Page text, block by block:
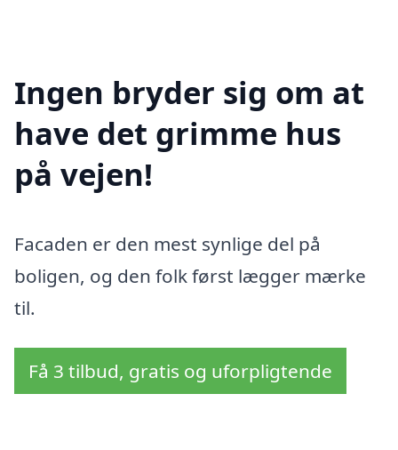
Ingen bryder sig om at
have det grimme hus
på vejen!
Facaden er den mest synlige del på
boligen, og den folk først lægger mærke
til.
Få 3 tilbud, gratis og uforpligtende